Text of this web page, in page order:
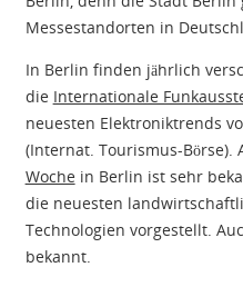
Messestandorten in
In Berlin finden jährlich
die Internationale
neuesten Elektroniktrends
(Internat. Tourismus-Börse).
Wochein Berlin ist sehr
die neuesten
Technologien vorgestellt.
bekannt.